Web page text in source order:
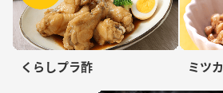
くらしプラ酢 ミツ